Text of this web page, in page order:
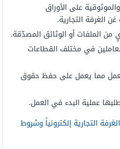
على الأوراق
الغرفة التجارية.
من الملفات أو الوثائق المصدّقة.
في مختلف القطاعات
مما يعمل على حفظ حقوق
عملية البدء في العمل.
التجارية إلكترونياً وشروط